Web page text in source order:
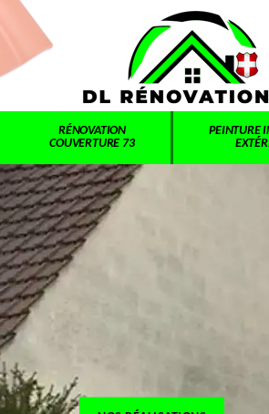
RÉNOVATION
COUVERTURE 73
PEINTURE